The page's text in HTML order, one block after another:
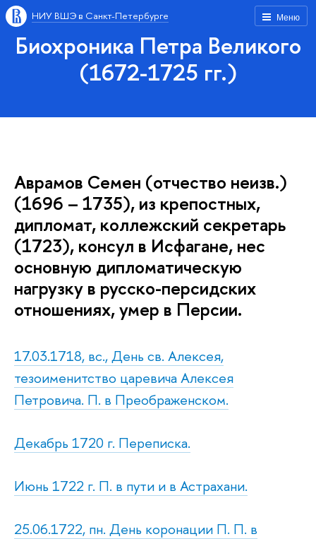
Меню
НИУ ВШЭ в Санкт-Петербурге
Биохроника Петра Великого
(1672-1725 гг.)
Аврамов Семен (отчество неизв.)
(1696 – 1735), из крепостных,
дипломат, коллежский секретарь
(1723), консул в Исфагане, нес
основную дипломатическую
нагрузку в русско-персидских
отношениях, умер в Персии.
17.03.1718, вс., День св. Алексея,
тезоименитство царевича Алексея
Петровича. П. в Преображенском.
Декабрь 1720 г. Переписка.
Июнь 1722 г. П. в пути и в Астрахани.
25.06.1722, пн. День коронации П. П. в